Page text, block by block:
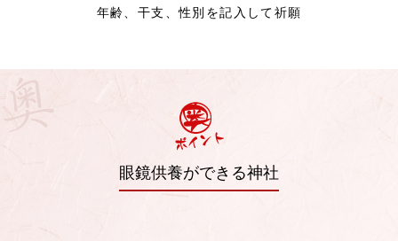
年齢、干支、性別を記入して祈願
眼鏡供養ができる神社